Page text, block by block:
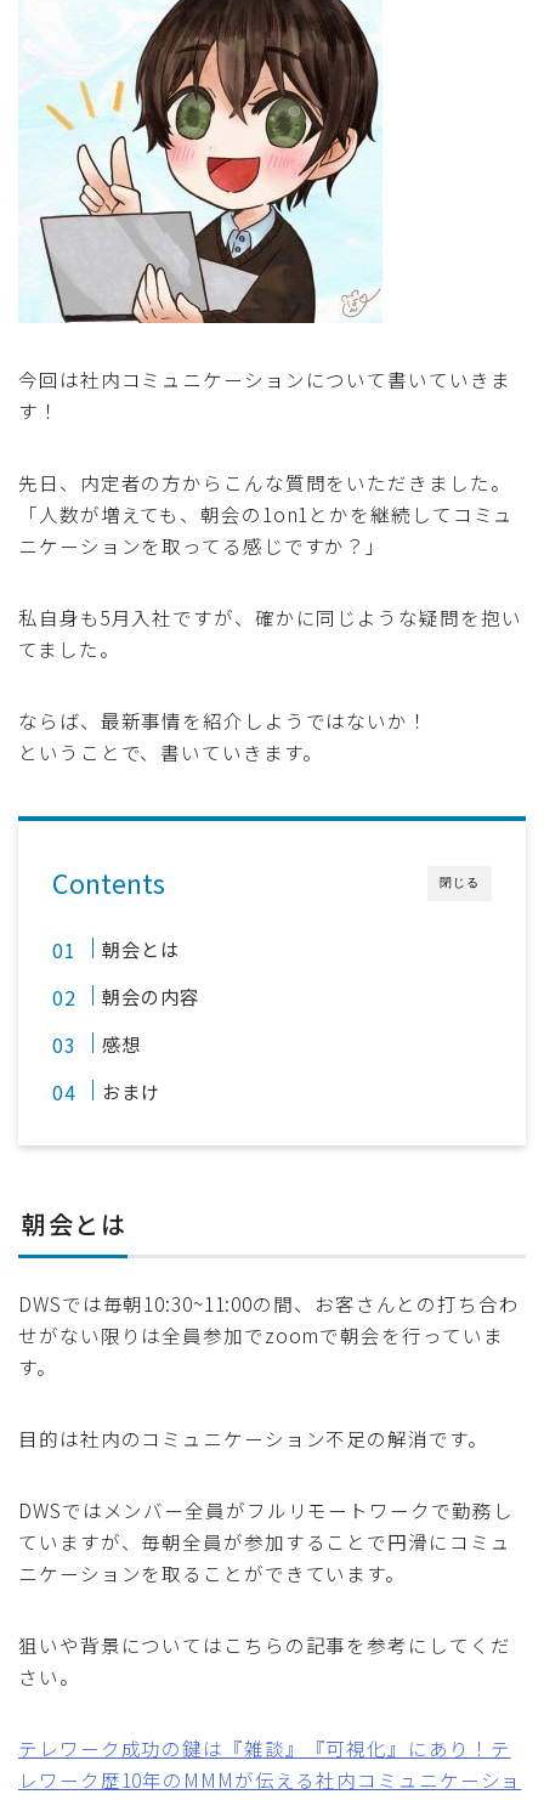
今回は社内コミュニケーションについて書いていきま
す！
先日、内定者の方からこんな質問をいただきました。
「人数が増えても、朝会の1on1とかを継続してコミュ
ニケーションを取ってる感じですか？」
私自身も5月入社ですが、確かに同じような疑問を抱い
てました。
ならば、最新事情を紹介しようではないか！
ということで、書いていきます。
閉じる
Contents
朝会とは
朝会の内容
感想
おまけ
朝会とは
DWSでは毎朝10:30~11:00の間、お客さんとの打ち合わ
せがない限りは全員参加でzoomで朝会を行っていま
す。
目的は社内のコミュニケーション不足の解消です。
DWSではメンバー全員がフルリモートワークで勤務し
ていますが、毎朝全員が参加することで円滑にコミュ
ニケーションを取ることができています。
狙いや背景についてはこちらの記事を参考にしてくだ
さい。
テレワーク成功の鍵は『雑談』『可視化』にあり！テ
レワーク歴10年のMMMが伝える社内コミュニケーショ